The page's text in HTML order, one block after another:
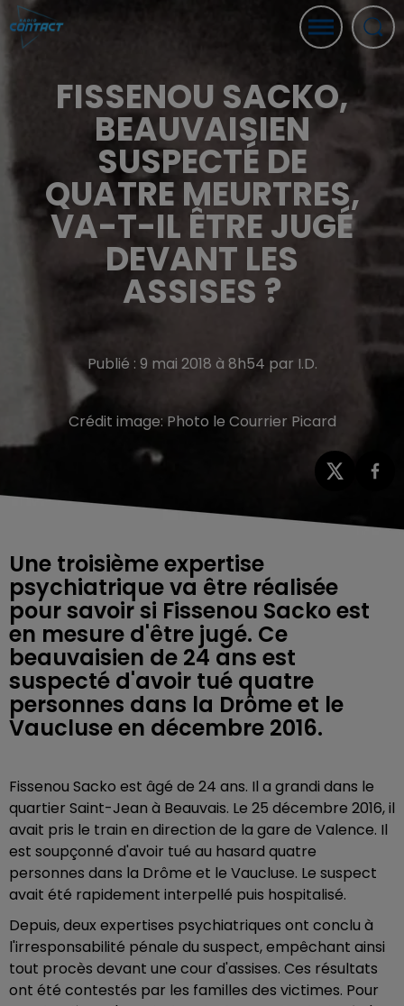
FISSENOU SACKO,
BEAUVAISIEN
SUSPECTÉ DE
QUATRE MEURTRES,
VA-T-IL ÊTRE JUGÉ
DEVANT LES
ASSISES ?
Publié : 9 mai 2018 à 8h54 par I.D.
Crédit image: Photo le Courrier Picard
Une troisième expertise
psychiatrique va être réalisée
pour savoir si Fissenou Sacko est
en mesure d'être jugé. Ce
beauvaisien de 24 ans est
suspecté d'avoir tué quatre
personnes dans la Drôme et le
Vaucluse en décembre 2016.
Fissenou Sacko est âgé de 24 ans. Il a grandi dans le
quartier Saint-Jean à Beauvais. Le 25 décembre 2016, il
avait pris le train en direction de la gare de Valence. Il
est soupçonné d'avoir tué au hasard quatre
personnes dans la Drôme et le Vaucluse. Le suspect
avait été rapidement interpellé puis hospitalisé.
Depuis, deux expertises psychiatriques ont conclu à
l'irresponsabilité pénale du suspect, empêchant ainsi
tout procès devant une cour d'assises. Ces résultats
ont été contestés par les familles des victimes. Pour